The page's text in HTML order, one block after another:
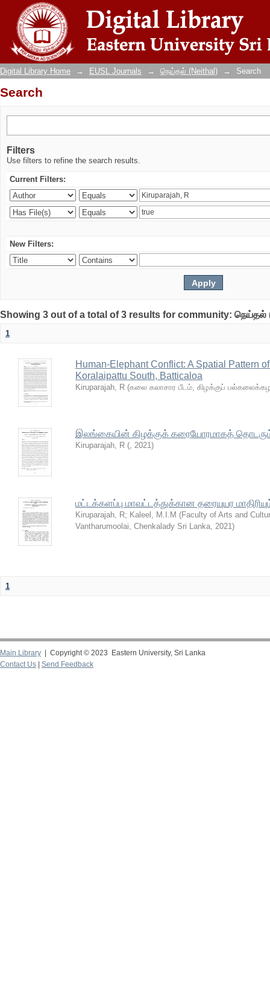
Search
Digital Library Home → EUSL Journals → நெய்தல் (Neithal) → Search
Search
Filters
Use filters to refine the search results.
Current Filters:
New Filters:
Showing 3 out of a total of 3 results for community: நெய்தல்
1
Human-Elephant Conflict: A Spatial Pattern
Koralaipattu South, Batticaloa
Kiruparajah, R (கலை கலாசார பீடம், கிழக்குப்
இலங்கையின் கிழக்குக் கரையோரமாகத்
Kiruparajah, R (, 2021)
மட்டக்களப்பு மாவட்டத்துக்கான தரையுயர
Kiruparajah, R; Kaleel, M.I.M (Faculty of Arts and
Vantharumoolai, Chenkalady Sri Lanka, 2021)
1
Main Library | Copyright © 2023 Eastern University, Sri Lanka
Contact Us
Send Feedback